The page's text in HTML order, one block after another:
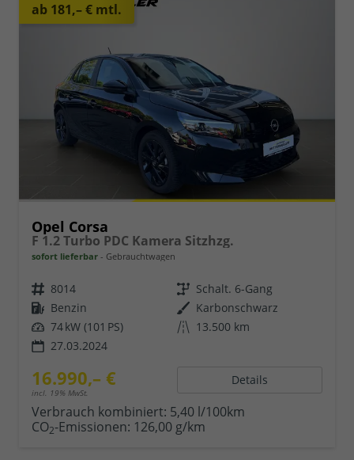
ab 181,– € mtl.
Opel Corsa
F 1.2 Turbo PDC Kamera Sitzhzg.
sofort lieferbar Gebrauchtwagen
8014
Schalt. 6-Gang
Benzin
Karbonschwarz
74 kW (101 PS)
13.500 km
27.03.2024
16.990,– €
incl. 19% MwSt.
Details
Verbrauch kombiniert: 5,40 l/100km
CO2-Emissionen: 126,00 g/km